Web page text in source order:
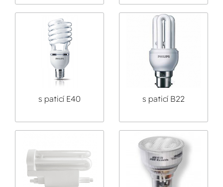
s paticí E40 s paticí B22